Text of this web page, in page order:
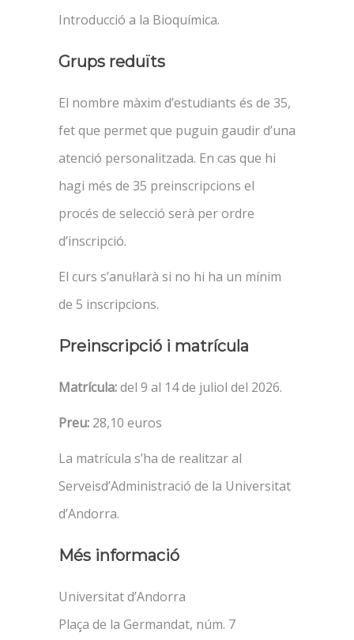
Introducció a la Bioquímica.
Grups reduïts
El nombre màxim d’estudiants és de 35,
fet que permet que puguin gaudir d’una
atenció personalitzada. En cas que hi
hagi més de 35 preinscripcions el
procés de selecció serà per ordre
d’inscripció.
El curs s’anul·larà si no hi ha un mínim
de 5 inscripcions.
Preinscripció i matrícula
Matrícula:del 9 al 14 de juliol del 2026.
Preu: 28,10 euros
La matrícula s’ha de realitzar al
Serveisd’Administració de la Universitat
d’Andorra.
Més informació
Universitat d’Andorra
Plaça de la Germandat, núm. 7